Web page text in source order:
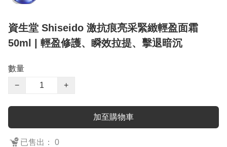
資生堂 Shiseido 激抗痕亮采緊緻輕盈面霜
50ml | 輕盈修護、瞬效拉提、擊退暗沉
數量
−
+
加至購物車
已售出： 0